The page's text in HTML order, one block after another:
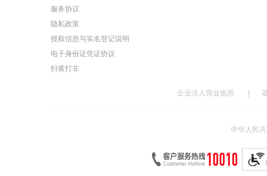
服务协议
隐私政策
授权信息与实名登记说明
电子身份证凭证协议
扫黄打非
企业法人营业执照
中华人民